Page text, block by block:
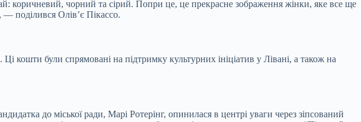
коричневий, чорний та сірий. Попри це, це прекрасне зображення жінки, яке все ще
поділився Олів’є Пікассо.
кошти були спрямовані на підтримку культурних ініціатив у Лівані, а також на
до міської ради, Марі Ротерінг, опинилася в центрі уваги через зіпсований